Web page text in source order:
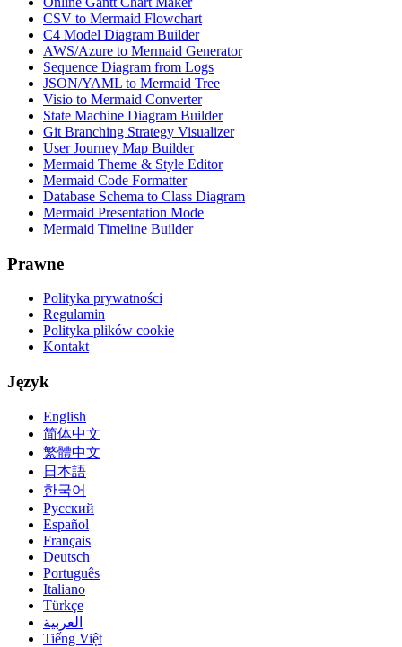
CSV to Mermaid Flowchart
C4 Model Diagram Builder
AWS/Azure to Mermaid Generator
Sequence Diagram from Logs
JSON/YAML to Mermaid Tree
Visio to Mermaid Converter
State Machine Diagram Builder
Git Branching Strategy Visualizer
User Journey Map Builder
Mermaid Theme & Style Editor
Mermaid Code Formatter
Database Schema to Class Diagram
Mermaid Presentation Mode
Mermaid Timeline Builder
Prawne
Polityka prywatności
Regulamin
Polityka plików cookie
Kontakt
Język
English
简体中文
繁體中文
日本語
한국어
Русский
Español
Français
Deutsch
Português
Italiano
Türkçe
العربية
Tiếng Việt